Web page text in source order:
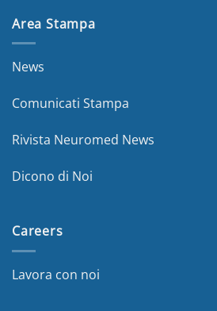
Area Stampa
News
Comunicati Stampa
Rivista Neuromed News
Dicono di Noi
Careers
Lavora con noi